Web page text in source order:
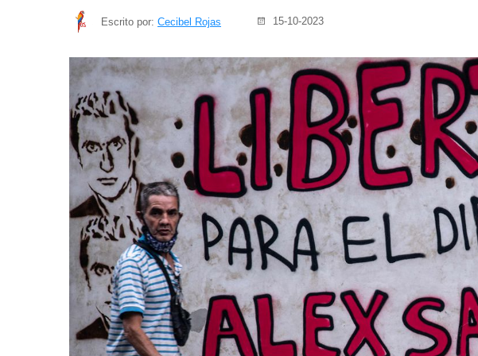
Escrito por: Cecibel Rojas 15-10-2023